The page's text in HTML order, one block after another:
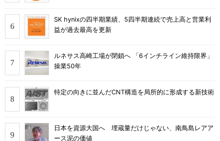
SK hynixの四半期業績、5四半期連続で売上高と営業利
益が過去最高を更新
ルネサス高崎工場が閉鎖へ 「6インチライン維持限界」
操業50年
特定の向きに並んだCNT構造を局所的に形成する新技術
日本を資源大国へ 埋蔵量だけじゃない、南鳥島レアア
ース泥の価値